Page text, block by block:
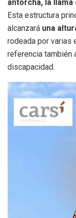
antorcha, la
Esta estructura
alcanzará una
rodeada por varias
referencia también
discapacidad.